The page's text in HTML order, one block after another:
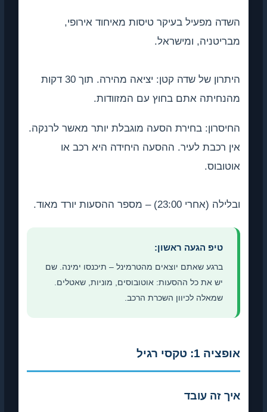
השדה מפעיל בעיקר טיסות מאיחוד אירופי,
מבריטניה, ומישראל.
היתרון של שדה קטן: יציאה מהירה. תוך 30 דקות
מהנחיתה אתם בחוץ עם המזוודות.
החיסרון: בחירת הסעה מוגבלת יותר מאשר לרנקה.
אין רכבת לעיר. ההסעה היחידה היא רכב או
אוטובוס.
ובלילה (אחרי 23:00) – מספר ההסעות יורד מאוד.
טיפ הגעה ראשון:
ברגע שאתם יוצאים מהטרמינל – תיכנסו ימינה. שם
יש את כל ההסעות: אוטובוסים, מוניות, שאטלים.
שמאלה לכיוון השכרת הרכב.
אופציה 1: טקסי רגיל
איך זה עובד